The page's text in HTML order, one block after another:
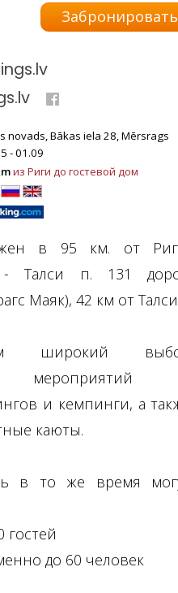
Забронировать
novads, Bākas iela 28, Mērsrags
- 01.09
из Риги до гостевой дом
в 95 км. от
- Талси п. 131
Маяк), 42 км от
широкий
мероприятий
и кемпинги, а
каюты.
в то же время
гостей
до 60 человек